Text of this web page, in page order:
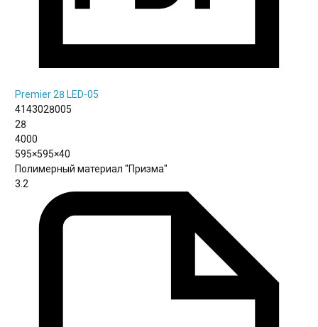
Premier 28 LED-05
4143028005
28
4000
595×595×40
Полимерный материал "Призма"
3.2